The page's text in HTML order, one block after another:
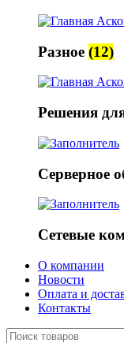
Разное (12)
Решения
Серверное
Сетевые
О компании
Новости
Оплата и
Контакты